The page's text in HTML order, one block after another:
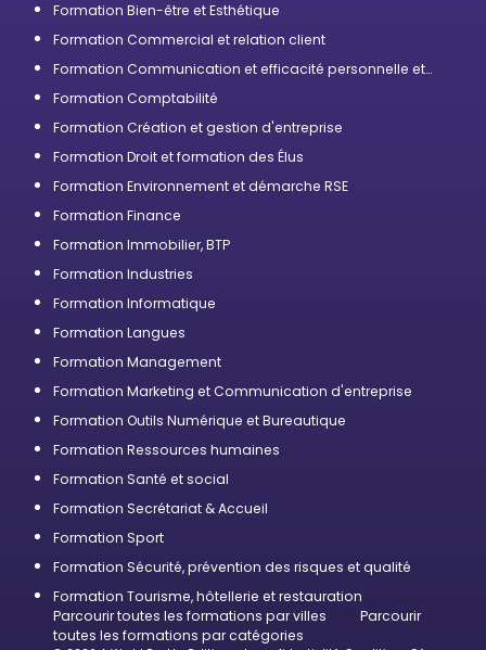
Formation Bien-être et Esthétique
Formation Commercial et relation client
Formation Communication et efficacité personnelle et
Formation Comptabilité
Formation Création et gestion d'entreprise
Formation Droit et formation des Élus
Formation Environnement et démarche RSE
Formation Finance
Formation Immobilier, BTP
Formation Industries
Formation Informatique
Formation Langues
Formation Management
Formation Marketing et Communication d'entreprise
Formation Outils Numérique et Bureautique
Formation Ressources humaines
Formation Santé et social
Formation Secrétariat & Accueil
Formation Sport
Formation Sécurité, prévention des risques et qualité
Formation Tourisme, hôtellerie et restauration
Parcourir toutes les formations par villes
Parcourir
toutes les formations par catégories